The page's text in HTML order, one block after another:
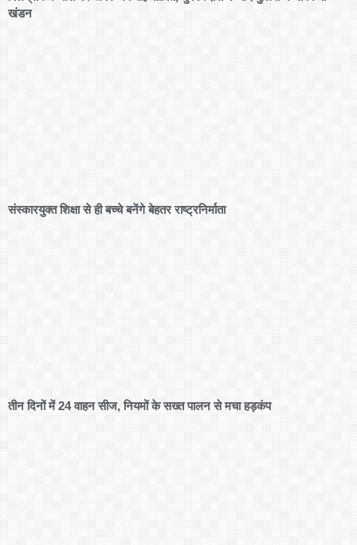
खंडन
संस्कारयुक्त शिक्षा से ही बच्चे बनेंगे बेहतर राष्ट्रनिर्माता
तीन दिनों में 24 वाहन सीज, नियमों के सख्त पालन से मचा हड़कंप